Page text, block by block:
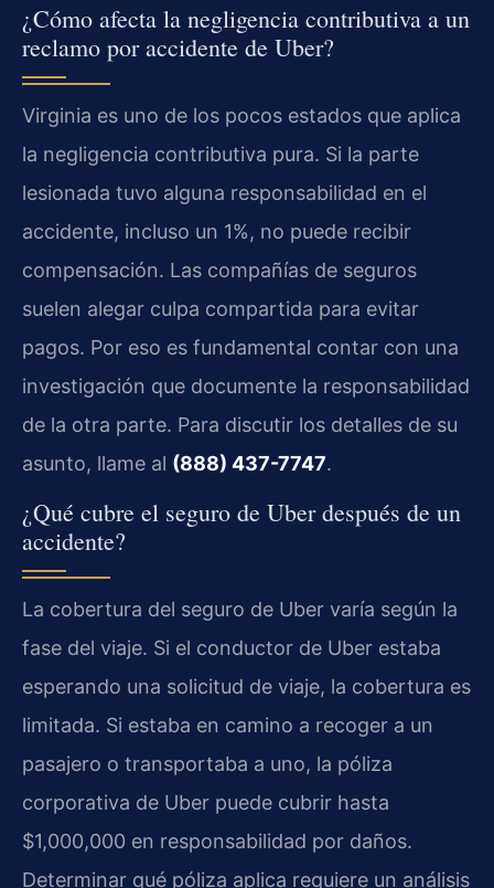
¿Cómo afecta la negligencia contributiva a un
reclamo por accidente de Uber?
Virginia es uno de los pocos estados que aplica
la negligencia contributiva pura. Si la parte
lesionada tuvo alguna responsabilidad en el
accidente, incluso un 1%, no puede recibir
compensación. Las compañías de seguros
suelen alegar culpa compartida para evitar
pagos. Por eso es fundamental contar con una
investigación que documente la responsabilidad
de la otra parte. Para discutir los detalles de su
asunto, llame al (888) 437-7747.
¿Qué cubre el seguro de Uber después de un
accidente?
La cobertura del seguro de Uber varía según la
fase del viaje. Si el conductor de Uber estaba
esperando una solicitud de viaje, la cobertura es
limitada. Si estaba en camino a recoger a un
pasajero o transportaba a uno, la póliza
corporativa de Uber puede cubrir hasta
$1,000,000 en responsabilidad por daños.
Determinar qué póliza aplica requiere un análisis